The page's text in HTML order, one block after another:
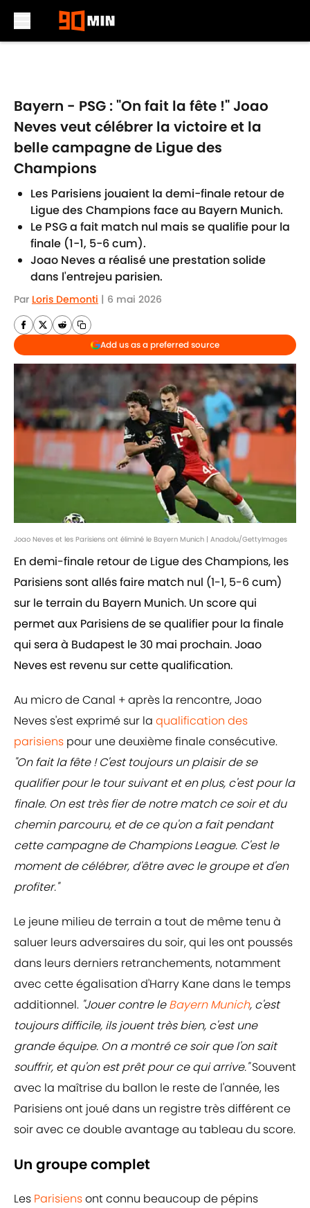
Bayern - PSG : "On fait la fête !" Joao
Neves veut célébrer la victoire et la
belle campagne de Ligue des
Champions
Les Parisiens jouaient la demi-finale retour de
Ligue des Champions face au Bayern Munich.
Le PSG a fait match nul mais se qualifie pour la
finale (1-1, 5-6 cum).
Joao Neves a réalisé une prestation solide
dans l'entrejeu parisien.
Par Loris Demonti | 6 mai 2026
Add us as a preferred source
Joao Neves et les Parisiens ont éliminé le Bayern Munich | Anadolu/GettyImages
En demi-finale retour de Ligue des Champions, les
Parisiens sont allés faire match nul (1-1, 5-6 cum)
sur le terrain du Bayern Munich. Un score qui
permet aux Parisiens de se qualifier pour la finale
qui sera à Budapest le 30 mai prochain. Joao
Neves est revenu sur cette qualification.
Au micro de Canal + après la rencontre, Joao
Neves s'est exprimé sur la qualification des
parisiens pour une deuxième finale consécutive.
"On fait la fête ! C'est toujours un plaisir de se
qualifier pour le tour suivant et en plus, c'est pour la
finale. On est très fier de notre match ce soir et du
chemin parcouru, et de ce qu'on a fait pendant
cette campagne de Champions League. C'est le
moment de célébrer, d'être avec le groupe et d'en
profiter."
Le jeune milieu de terrain a tout de même tenu à
saluer leurs adversaires du soir, qui les ont poussés
dans leurs derniers retranchements, notamment
avec cette égalisation d'Harry Kane dans le temps
additionnel. "Jouer contre leBayern Munich, c'est
toujours difficile, ils jouent très bien, c'est une
grande équipe. On a montré ce soir que l'on sait
souffrir, et qu'on est prêt pour ce qui arrive."Souvent
avec la maîtrise du ballon le reste de l'année, les
Parisiens ont joué dans un registre très différent ce
soir avec ce double avantage au tableau du score.
Un groupe complet
Les Parisiensont connu beaucoup de pépins